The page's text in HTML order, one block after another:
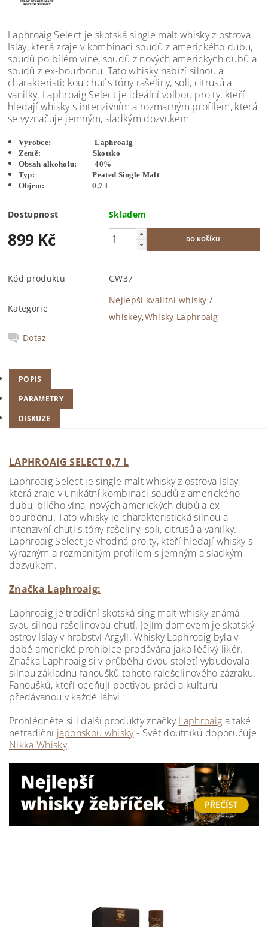
Laphroaig Select je skotská single malt whisky z ostrova
Islay, která zraje v kombinaci soudů z amerického dubu,
soudů po bílém víně, soudů z nových amerických dubů a
soudů z ex-bourbonu. Tato whisky nabízí silnou a
charakteristickou chuť s tóny rašeliny, soli, citrusů a
vanilky. Laphroaig Select je ideální volbou pro ty, kteří
hledají whisky s intenzivním a rozmarným profilem, která
se vyznačuje jemným, sladkým dozvukem.
Výrobce: Laphroaig
Země: Skotsko
Obsah alkoholu: 40%
Typ: Peated Single Malt
Objem: 0,7 l
Dostupnost Skladem
899 Kč
Kód produktu GW37
Kategorie
Nejlepší kvalitní whisky /
whiskey,Whisky Laphroaig
Dotaz
POPIS
PARAMETRY
DISKUZE
LAPHROAIG SELECT 0,7 L
Laphroaig Select je single malt whisky z ostrova Islay,
která zraje v unikátní kombinaci soudů z amerického
dubu, bílého vína, nových amerických dubů a ex-
bourbonu. Tato whisky je charakteristická silnou a
intenzivní chutí s tóny rašeliny, soli, citrusů a vanilky.
Laphroaig Select je vhodná pro ty, kteří hledají whisky s
výrazným a rozmanitým profilem s jemným a sladkým
dozvukem.
Značka Laphroaig:
Laphroaig je tradiční skotská sing malt whisky známá
svou silnou rašelinovou chutí. Jejím domovem je skotský
ostrov Islay v hrabství Argyll. Whisky Laphroaig byla v
době americké prohibice prodávána jako léčivý likér.
Značka Laphroaig si v průběhu dvou století vybudovala
silnou základnu fanoušků tohoto ralešelinového zázraku.
Fanoušků, kteří oceňují poctivou práci a kulturu
předávanou v každé láhvi.
Prohlédněte si i další produkty značkyLaphroaig a také
netradiční japonskou whisky- Svět doutníků doporučuje
Nikka Whisky.